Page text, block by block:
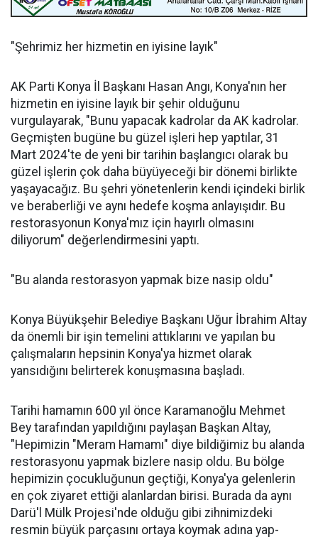
"Şehrimiz her hizmetin en iyisine layık"
AK Parti Konya İl Başkanı Hasan Angı, Konya'nın her
hizmetin en iyisine layık bir şehir olduğunu
vurgulayarak, "Bunu yapacak kadrolar da AK kadrolar.
Geçmişten bugüne bu güzel işleri hep yaptılar, 31
Mart 2024'te de yeni bir tarihin başlangıcı olarak bu
güzel işlerin çok daha büyüyeceği bir dönemi birlikte
yaşayacağız. Bu şehri yönetenlerin kendi içindeki birlik
ve beraberliği ve aynı hedefe koşma anlayışıdır. Bu
restorasyonun Konya'mız için hayırlı olmasını
diliyorum" değerlendirmesini yaptı.
"Bu alanda restorasyon yapmak bize nasip oldu"
Konya Büyükşehir Belediye Başkanı Uğur İbrahim Altay
da önemli bir işin temelini attıklarını ve yapılan bu
çalışmaların hepsinin Konya'ya hizmet olarak
yansıdığını belirterek konuşmasına başladı.
Tarihi hamamın 600 yıl önce Karamanoğlu Mehmet
Bey tarafından yapıldığını paylaşan Başkan Altay,
"Hepimizin "Meram Hamamı" diye bildiğimiz bu alanda
restorasyonu yapmak bizlere nasip oldu. Bu bölge
hepimizin çocukluğunun geçtiği, Konya'ya gelenlerin
en çok ziyaret ettiği alanlardan birisi. Burada da aynı
Darü'l Mülk Projesi'nde olduğu gibi zihnimizdeki
resmin büyük parçasını ortaya koymak adına yap-